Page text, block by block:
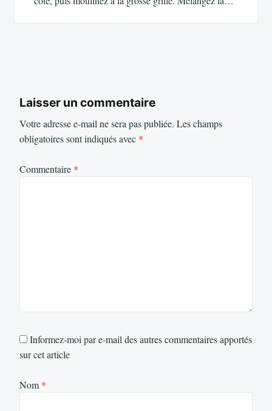
Laisser un commentaire
Votre adresse e-mail ne sera pas publiée. Les champs
obligatoires sont indiqués avec *
Commentaire *
Informez-moi par e-mail des autres commentaires apportés
sur cet article
Nom *